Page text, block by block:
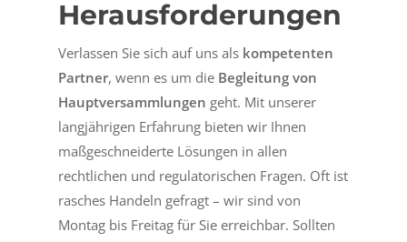
Herausforderungen
Verlassen Sie sich auf uns als kompetenten
Partner, wenn es um die Begleitung von
Hauptversammlungen geht. Mit unserer
langjährigen Erfahrung bieten wir Ihnen
maßgeschneiderte Lösungen in allen
rechtlichen und regulatorischen Fragen. Oft ist
rasches Handeln gefragt – wir sind von
Montag bis Freitag für Sie erreichbar. Sollten